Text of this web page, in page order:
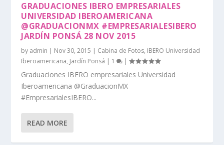
GRADUACIONES IBERO EMPRESARIALES
UNIVERSIDAD IBEROAMERICANA
@GRADUACIONMX #EMPRESARIALESIBERO
JARDÍN PONSÁ 28 NOV 2015
by admin | Nov 30, 2015 | Cabina de Fotos, IBERO Universidad
Iberoamericana, Jardín Ponsá | 1 |
Graduaciones IBERO empresariales Universidad
Iberoamericana @GraduacionMX
#EmpresarialesIBERO...
READ MORE